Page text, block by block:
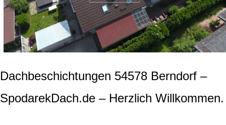
Dachbeschichtungen 54578 Berndorf –
SpodarekDach.de – Herzlich Willkommen.